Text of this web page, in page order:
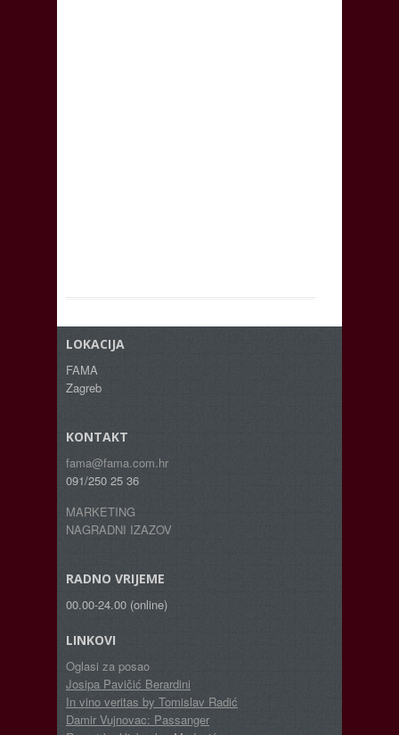
LOKACIJA
FAMA
Zagreb
KONTAKT
fama@fama.com.hr
091/250 25 36
MARKETING
NAGRADNI IZAZOV
RADNO VRIJEME
00.00-24.00 (online)
LINKOVI
Oglasi za posao
Josipa Pavičić Berardini
In vino veritas by Tomislav Radić
Damir Vujnovac: Passanger